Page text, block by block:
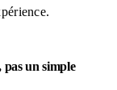
pas un simple